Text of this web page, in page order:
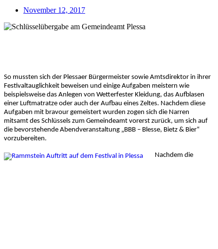
November 12, 2017
So mussten sich der Plessaer Bürgermeister sowie Amtsdirektor in ihrer
Festivaltauglichkeit beweisen und einige Aufgaben meistern wie
beispielsweise das Anlegen von Wetterfester Kleidung, das Aufblasen
einer Luftmatratze oder auch der Aufbau eines Zeltes. Nachdem diese
Aufgaben mit bravour gemeistert wurden zogen sich die Narren
mitsamt des Schlüssels zum Gemeindeamt vorerst zurück, um sich auf
die bevorstehende Abendveranstaltung „BBB – Blesse, Bietz & Bier“
vorzubereiten.
Nachdem die